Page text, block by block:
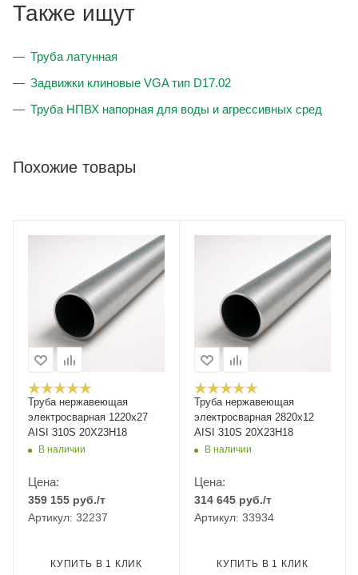
Также ищут
Труба латунная
Задвижки клиновые VGA тип D17.02
Труба НПВХ напорная для воды и агрессивных сред
Похожие товары
Труба нержавеющая
электросварная 1220х27
AISI 310S 20Х23Н18
В наличии
Цена:
359 155 руб./т
Артикул: 32237
КУПИТЬ В 1 КЛИК
Труба нержавеющая
электросварная 2820х12
AISI 310S 20Х23Н18
В наличии
Цена:
314 645 руб./т
Артикул: 33934
КУПИТЬ В 1 КЛИК